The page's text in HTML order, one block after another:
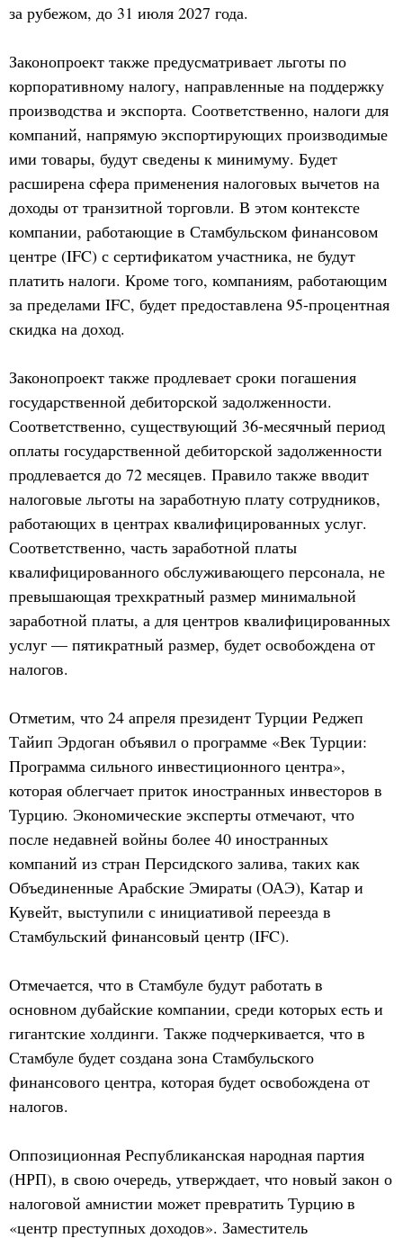
за рубежом, до 31 июля 2027 года.
Законопроект также предусматривает льготы по
корпоративному налогу, направленные на поддержку
производства и экспорта. Соответственно, налоги для
компаний, напрямую экспортирующих производимые
ими товары, будут сведены к минимуму. Будет
расширена сфера применения налоговых вычетов на
доходы от транзитной торговли. В этом контексте
компании, работающие в Стамбульском финансовом
центре (IFC) с сертификатом участника, не будут
платить налоги. Кроме того, компаниям, работающим
за пределами IFC, будет предоставлена 95-процентная
скидка на доход.
Законопроект также продлевает сроки погашения
государственной дебиторской задолженности.
Соответственно, существующий 36-месячный период
оплаты государственной дебиторской задолженности
продлевается до 72 месяцев. Правило также вводит
налоговые льготы на заработную плату сотрудников,
работающих в центрах квалифицированных услуг.
Соответственно, часть заработной платы
квалифицированного обслуживающего персонала, не
превышающая трехкратный размер минимальной
заработной платы, а для центров квалифицированных
услуг — пятикратный размер, будет освобождена от
налогов.
Отметим, что 24 апреля президент Турции Реджеп
Тайип Эрдоган объявил о программе «Век Турции:
Программа сильного инвестиционного центра»,
которая облегчает приток иностранных инвесторов в
Турцию. Экономические эксперты отмечают, что
после недавней войны более 40 иностранных
компаний из стран Персидского залива, таких как
Объединенные Арабские Эмираты (ОАЭ), Катар и
Кувейт, выступили с инициативой переезда в
Стамбульский финансовый центр (IFC).
Отмечается, что в Стамбуле будут работать в
основном дубайские компании, среди которых есть и
гигантские холдинги. Также подчеркивается, что в
Стамбуле будет создана зона Стамбульского
финансового центра, которая будет освобождена от
налогов.
Оппозиционная Республиканская народная партия
(НРП), в свою очередь, утверждает, что новый закон о
налоговой амнистии может превратить Турцию в
«центр преступных доходов». Заместитель